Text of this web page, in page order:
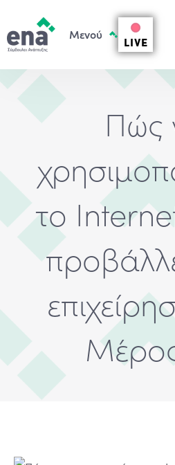
LIVE
Πώς
το